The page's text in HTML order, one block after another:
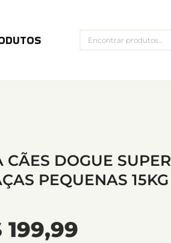
CÃES DOGUE SUPER
PEQUENAS 15KG
199,99